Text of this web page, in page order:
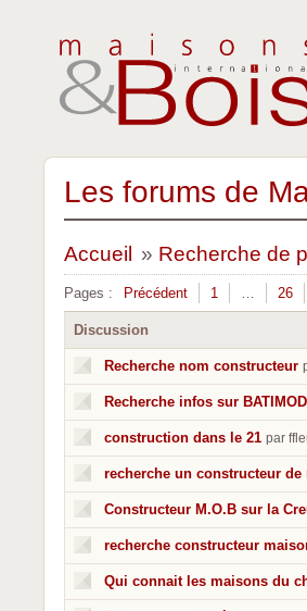
Les forums de
Accueil » Recherche de
Pages : Précédent 1 … 26
Discussion
Recherche nom constructeur
Recherche infos sur
construction dans le 21 par
recherche un constructeur
Constructeur M.O.B sur la
recherche constructeur
Qui connait les maisons du